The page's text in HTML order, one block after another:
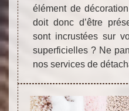
élément de
doit donc d’être
sont incrustées sur
superficielles ? Ne
nos services de